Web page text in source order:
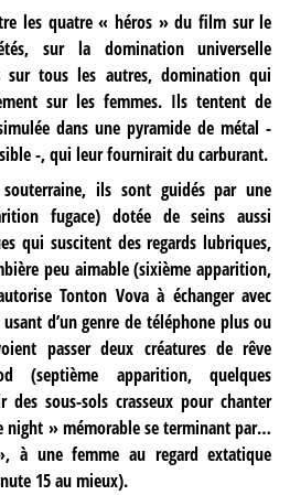
les quatre « héros » du film sur le
sur la domination universelle
sur tous les autres, domination qui
sur les femmes. Ils tentent de
dans une pyramide de métal -
-, qui leur fournirait du carburant.
ils sont guidés par une
fugace) dotée de seins aussi
qui suscitent des regards lubriques,
peu aimable (sixième apparition,
Tonton Vova à échanger avec
d’un genre de téléphone plus ou
passer deux créatures de rêve
(septième apparition, quelques
des sous-sols crasseux pour chanter
night » mémorable se terminant par…
à une femme au regard extatique
15 au mieux).